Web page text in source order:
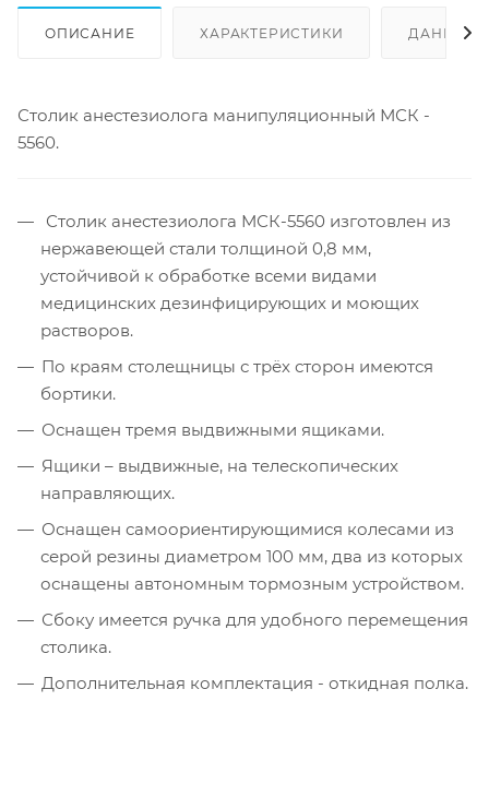
ОПИСАНИЕ ХАРАКТЕРИСТИКИ ДАННЫЕ
Столик анестезиолога манипуляционный МСК -
5560.
Столик анестезиолога МСК-5560 изготовлен из
нержавеющей стали толщиной 0,8 мм,
устойчивой к обработке всеми видами
медицинских дезинфицирующих и моющих
растворов.
По краям столещницы с трёх сторон имеются
бортики.
Оснащен тремя выдвижными ящиками.
Ящики – выдвижные, на телескопических
направляющих.
Оснащен самоориентирующимися колесами из
серой резины диаметром 100 мм, два из которых
оснащены автономным тормозным устройством.
Сбоку имеется ручка для удобного перемещения
столика.
Дополнительная комплектация - откидная полка.